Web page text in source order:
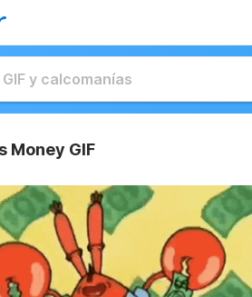
Money GIF